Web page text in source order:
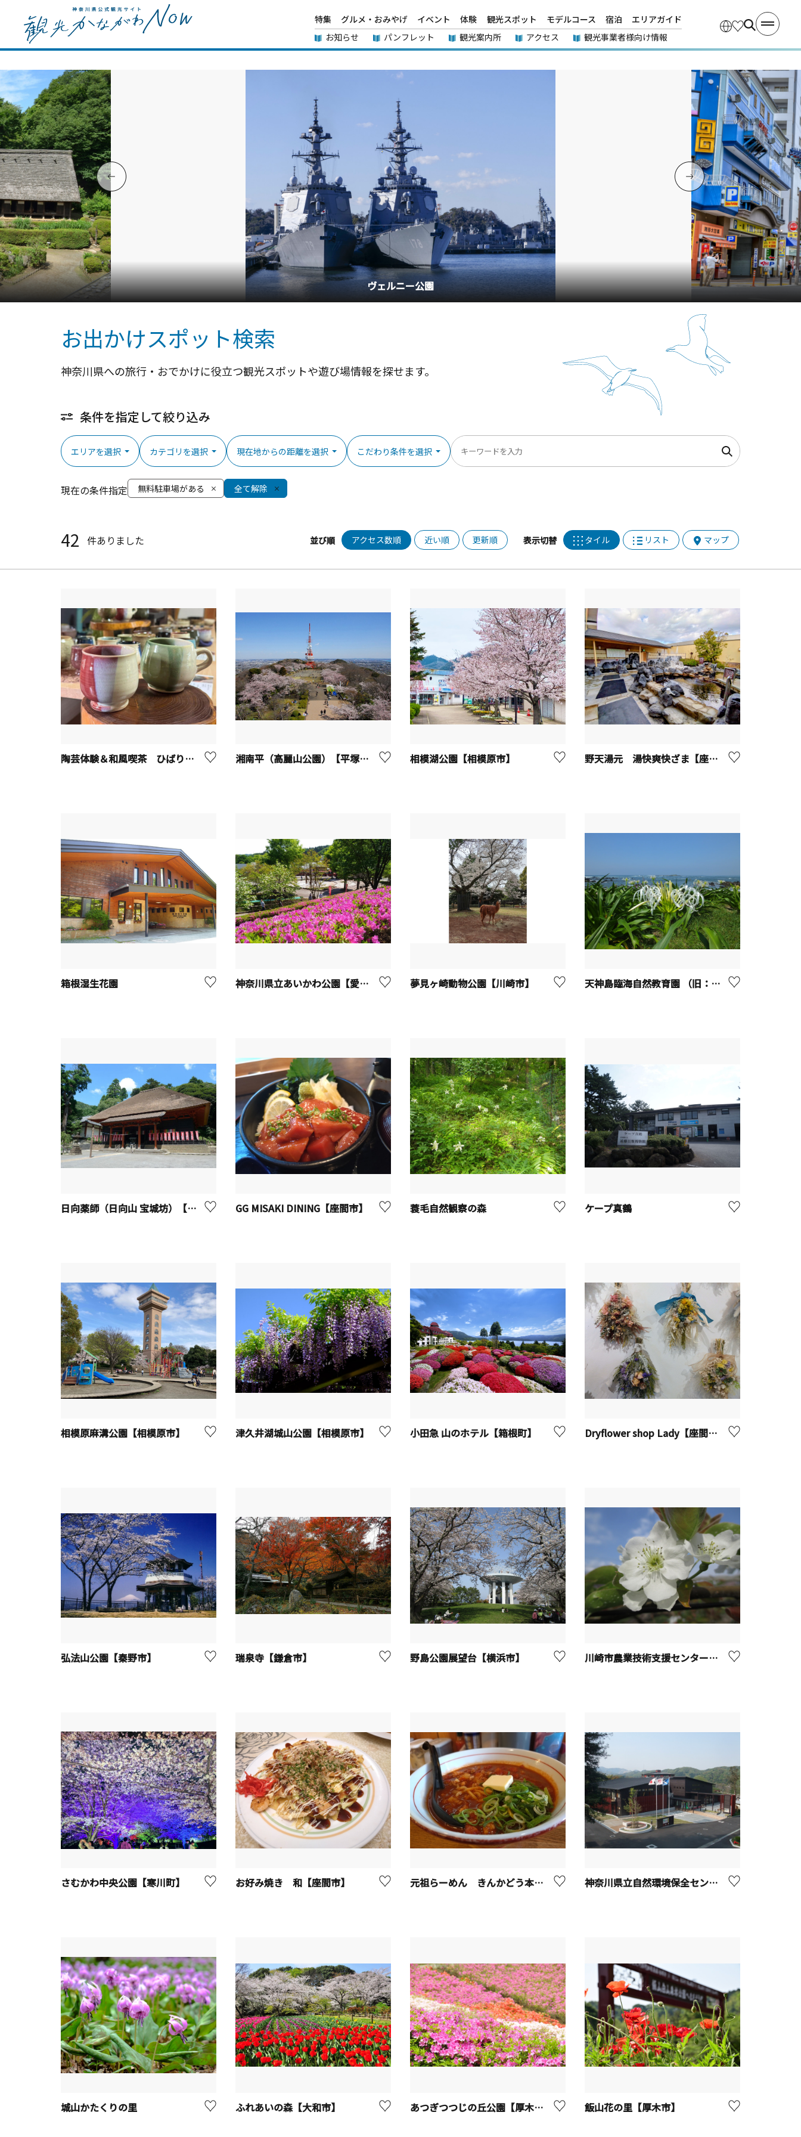
特集 グルメ・おみやげ イベント 体験 観光スポット モデルコース 宿泊
エリアガイド
お知らせ
パンフレット 観光案内所 アクセス 観光事業者様向け情報
横浜中華街
お出かけスポット検索
神奈川県への旅行・おでかけに役立つ観光スポットや遊び場情報を探せます。
条件を指定して絞り込み
エリアを選択 カテゴリを選択 現在地からの距離を選択 こだわり条件を選択
現在の条件指定 無料駐車場がある 全て解除
42 件ありました 並び順 アクセス数順 近い順 更新順 表示切替 タイル リスト マップ
陶芸体験＆和風喫茶 ひばり茶寮【座間市】 湘南平（高麗山公園）【平塚市】 相模湖公園【相模原市】 野天湯元 湯快爽快ざま【座間市】
箱根湿生花園 神奈川県立あいかわ公園【愛川町】 夢見ヶ崎動物公園【川崎市】 天神島臨海自然教育園 （旧：天神島）
日向薬師（日向山 宝城坊）【伊勢原市】 GG MISAKI DINING【座間市】 蓑毛自然観察の森 ケープ真鶴
相模原麻溝公園【相模原市】 津久井湖城山公園【相模原市】 小田急 山のホテル【箱根町】 Dryflower shop Lady【座間市】
弘法山公園【秦野市】 瑞泉寺【鎌倉市】 野島公園展望台【横浜市】 川崎市農業技術支援センター（旧：川崎市フルーツパーク）
さむかわ中央公園【寒川町】 お好み焼き 和【座間市】 元祖らーめん きんかどう本店【座間市】 神奈川県立自然環境保全センター
城山かたくりの里 ふれあいの森【大和市】 あつぎつつじの丘公園【厚木市】 飯山花の里【厚木市】